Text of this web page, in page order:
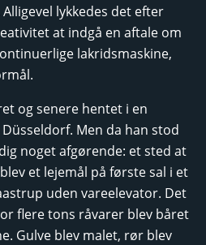
lykkedes det efter
at indgå en aftale om
lakridsmaskine,
og senere hentet i en
Men da han stod
noget afgørende: et sted at
et lejemål på første sal i et
uden vareelevator. Det
flere tons råvarer blev båret
Gulve blev malet, rør blev